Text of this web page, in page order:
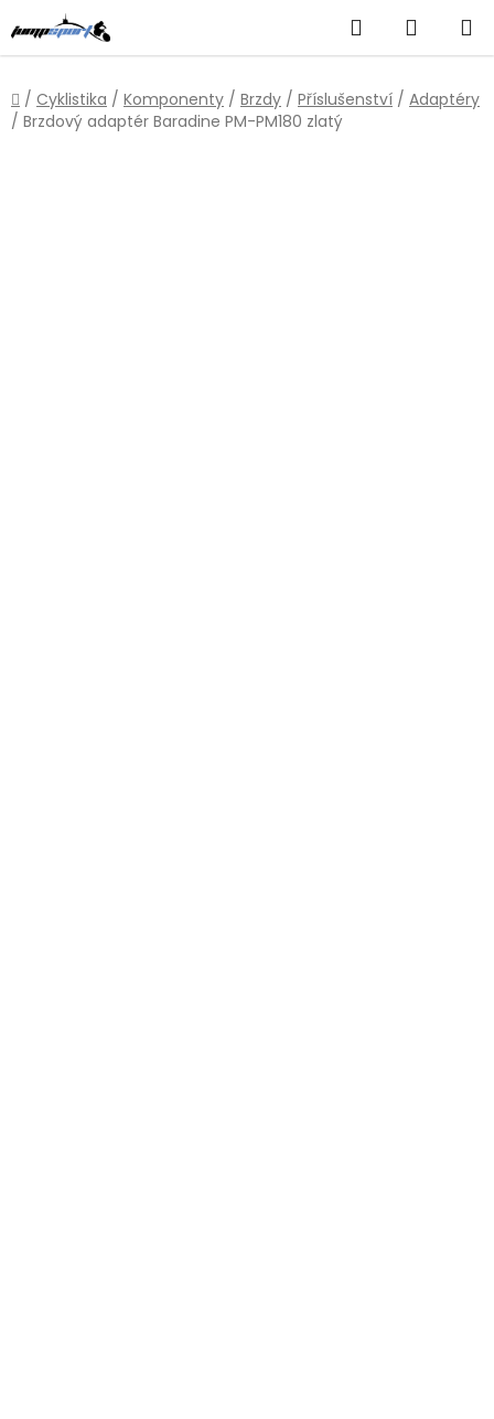
na
obsah
Hledat
KOŠÍK
Domů
/ Cyklistika / Komponenty / Brzdy / Příslušenství / Adaptéry
/ Brzdový adaptér Baradine PM-PM180 zlatý